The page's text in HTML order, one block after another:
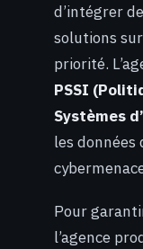
d’intégrer
solutions
priorité.
PSSI
Systèmes
les données
Pour
l’agence